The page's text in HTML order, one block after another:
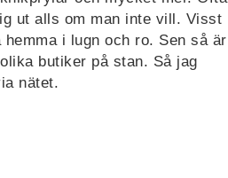
ut alls om man inte vill. Visst
i lugn och ro. Sen så är
butiker på stan. Så jag
nätet.